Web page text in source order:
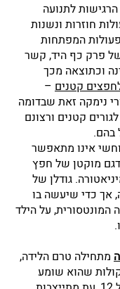
הרגישות לתנועה
חוזרות ונשנות
המפתחות
של פרק כף היד, קשר
וכתוצאה מכך
קטנים –
נימקה זאת שבדומה
קטנים ורצונם
בהם.
אינו מתאפשר
מוקטן של חפץ
גודלן של
אך כדי שיעשה בו
המונטסורית, על הילד
מתחילה טרם הלידה,
שהוא שומע